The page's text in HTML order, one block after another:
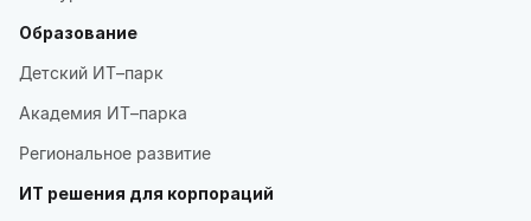
Образование
Детский ИТ–парк
Академия ИТ–парка
Региональное развитие
ИТ решения для корпораций